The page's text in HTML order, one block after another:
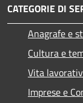
CATEGORIE DI
Anagrafe e
Cultura e
Vita
Imprese e